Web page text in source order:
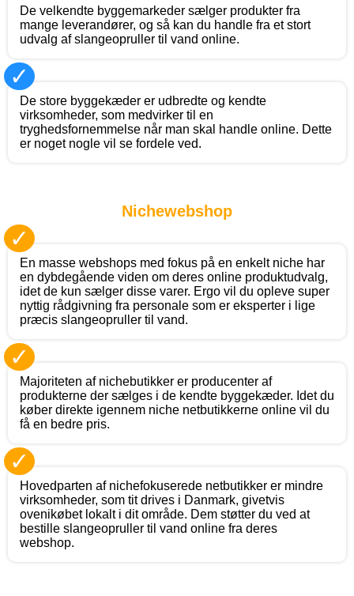
De velkendte byggemarkeder sælger produkter fra
mange leverandører, og så kan du handle fra et stort
udvalg af slangeopruller til vand online.
✓
De store byggekæder er udbredte og kendte
virksomheder, som medvirker til en
tryghedsfornemmelse når man skal handle online. Dette
er noget nogle vil se fordele ved.
Nichewebshop
✓
En masse webshops med fokus på en enkelt niche har
en dybdegående viden om deres online produktudvalg,
idet de kun sælger disse varer. Ergo vil du opleve super
nyttig rådgivning fra personale som er eksperter i lige
præcis slangeopruller til vand.
✓
Majoriteten af nichebutikker er producenter af
produkterne der sælges i de kendte byggekæder. Idet du
køber direkte igennem niche netbutikkerne online vil du
få en bedre pris.
✓
Hovedparten af nichefokuserede netbutikker er mindre
virksomheder, som tit drives i Danmark, givetvis
ovenikøbet lokalt i dit område. Dem støtter du ved at
bestille slangeopruller til vand online fra deres
webshop.